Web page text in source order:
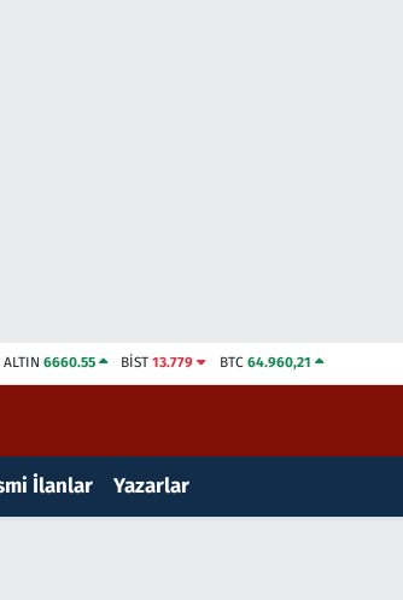
ALTIN 6660.55 BİST13.779 BTC 64.960,21
İlanlar Yazarlar